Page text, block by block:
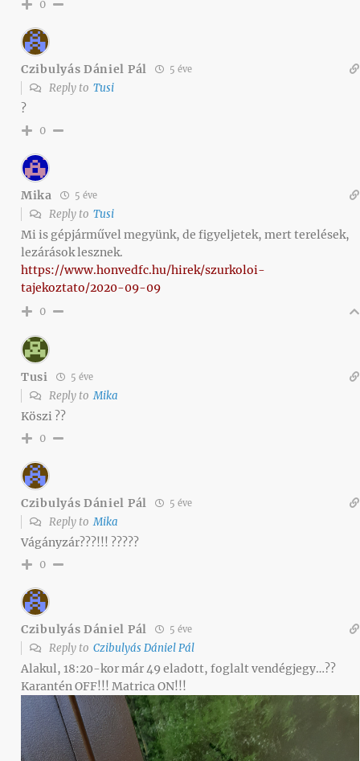
0
Czibulyás Dániel Pál 5 éve
Reply to Tusi
?
0
Mika 5 éve
Reply to Tusi
Mi is gépjárművel megyünk, de figyeljetek, mert terelések,
lezárások lesznek.
https://www.honvedfc.hu/hirek/szurkoloi-
tajekoztato/2020-09-09
0
Tusi 5 éve
Reply toMika
Köszi ??
0
Czibulyás Dániel Pál 5 éve
Reply toMika
Vágányzár???!!! ?????
0
Czibulyás Dániel Pál 5 éve
Reply to Czibulyás Dániel Pál
Alakul, 18:20-kor már 49 eladott, foglalt vendégjegy…??
Karantén OFF!!! Matrica ON!!!